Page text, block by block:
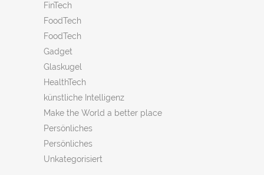
FinTech
FoodTech
FoodTech
Gadget
Glaskugel
HealthTech
künstliche Intelligenz
Make the World a better place
Persönliches
Persönliches
Unkategorisiert